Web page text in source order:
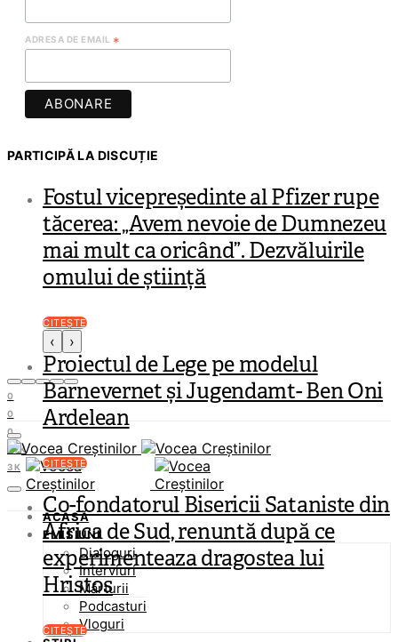
ADRESA DE EMAIL *
PARTICIPĂ LA DISCUȚIE
Fostul vicepreședinte al Pfizer rupe
tăcerea: „Avem nevoie de Dumnezeu
mai mult ca oricând”. Dezvăluirile
omului de știință
CITEȘTE
Proiectul de Lege pe modelul
Barnevernet și Jugendamt- Ben Oni
Ardelean
CITEȘTE
Co-fondatorul Bisericii Sataniste din
Africa de Sud, renuntă după ce
experimenteaza dragostea lui
Hristos
CITEȘTE
‹ ›
0
0
0
37K
3K
ACASĂ
EMISIUNI
Dialoguri
Interviuri
Mărturii
Podcasturi
Vloguri